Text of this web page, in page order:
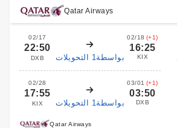
Qatar Airways
02/17
22:50
DXB بواسطة1 التحويلات
02/18 (+1)
16:25
KIX
02/28
17:55
KIX بواسطة1 التحويلات
03/01 (+1)
03:50
DXB
Qatar Airways